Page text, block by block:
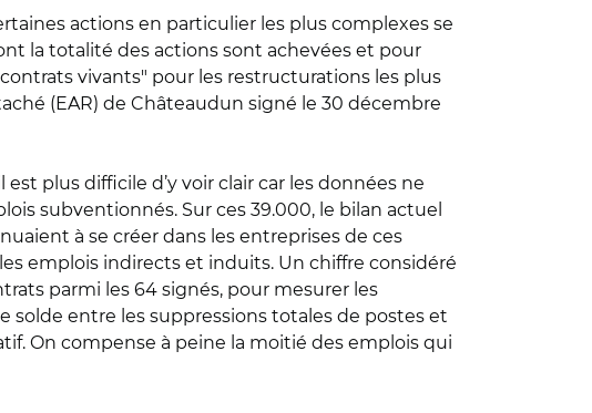
actions en particulier les plus complexes se
la totalité des actions sont achevées et pour
vivants" pour les restructurations les plus
(EAR) de Châteaudun signé le 30 décembre
plus difficile d’y voir clair car les données ne
subventionnés. Sur ces 39.000, le bilan actuel
à se créer dans les entreprises de ces
emplois indirects et induits. Un chiffre considéré
parmi les 64 signés, pour mesurer les
solde entre les suppressions totales de postes et
On compense à peine la moitié des emplois qui